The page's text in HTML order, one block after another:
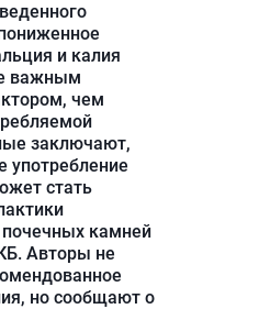
и калия
важным
чем
заключают,
употребление
стать
почечных камней
Авторы не
но сообщают о